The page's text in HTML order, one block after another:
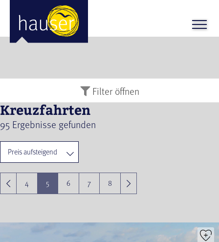
Filter öffnen
Kreuzfahrten
95 Ergebnisse gefunden
4 5 6 7 8